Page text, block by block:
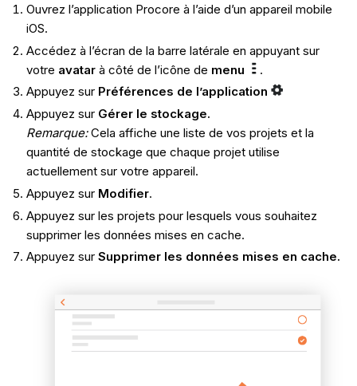
Ouvrez l’application Procore à l’aide d’un appareil mobile
iOS.
Accédez à l’écran de la barre latérale en appuyant sur
votre avatarà côté de l’icône de menu
.
Appuyez sur Préférences de l’application
Appuyez sur Gérer le stockage.
Remarque:Cela affiche une liste de vos projets et la
quantité de stockage que chaque projet utilise
actuellement sur votre appareil.
Appuyez sur Modifier.
Appuyez sur les projets pour lesquels vous souhaitez
supprimer les données mises en cache.
Appuyez sur Supprimer les données mises en cache.